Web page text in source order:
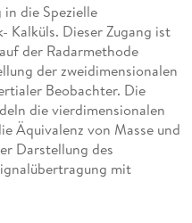
die Spezielle
Kalküls. Dieser Zugang ist
der Radarmethode
der zweidimensionalen
Beobachter. Die
die vierdimensionalen
Äquivalenz von Masse und
Darstellung des
mit